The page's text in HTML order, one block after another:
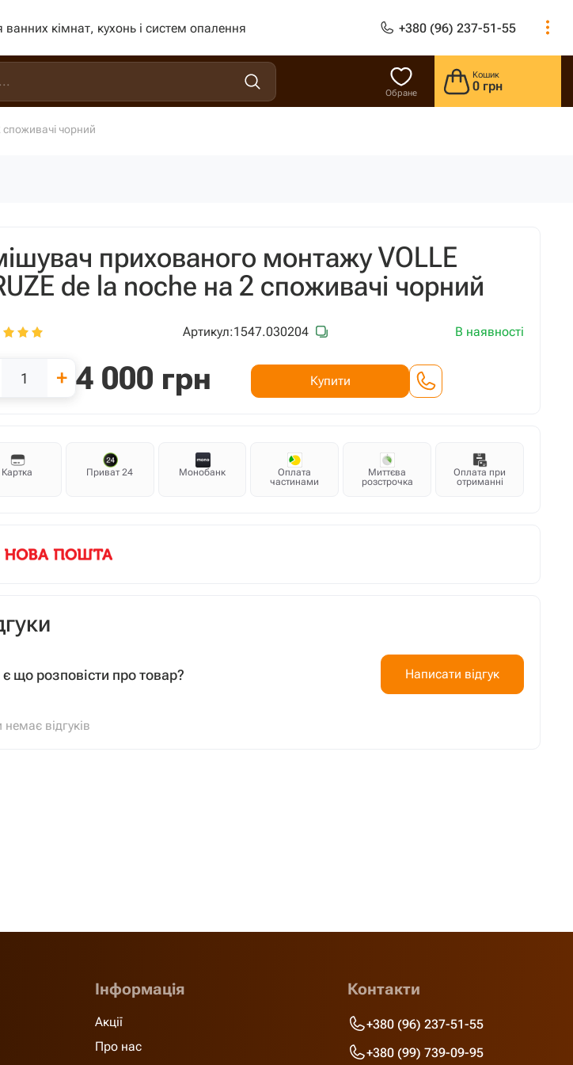
кімнат, кухонь і систем опалення +380 (96) 237-51-55
Обране
Кошик
0 грн
чорний
прихованого монтажу VOLLE
de la noche на 2 споживачі чорний
Артикул:1547.030204 В наявності
+ 4 000 грн Купити
Картка Приват 24 Монобанк
Оплата
частинами
Миттєва
розстрочка
Оплата при
отриманні
що розповісти про товар? Написати відгук
відгуків
Інформація
Акції
Про нас
Контакти
+380 (96) 237-51-55
+380 (99) 739-09-95